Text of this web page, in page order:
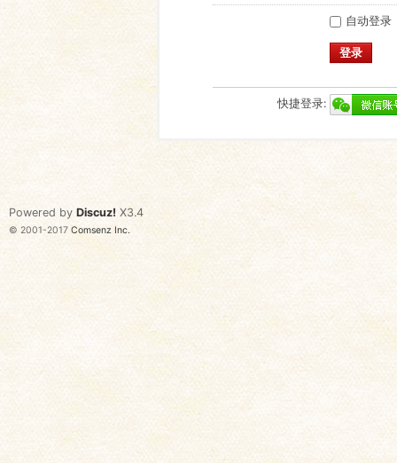
自动登录
登录
快捷登录:
Powered by Discuz! X3.4
© 2001-2017 Comsenz Inc.